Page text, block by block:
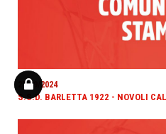
25/09/2024
S.S.D. BARLETTA 1922 - NOVOLI